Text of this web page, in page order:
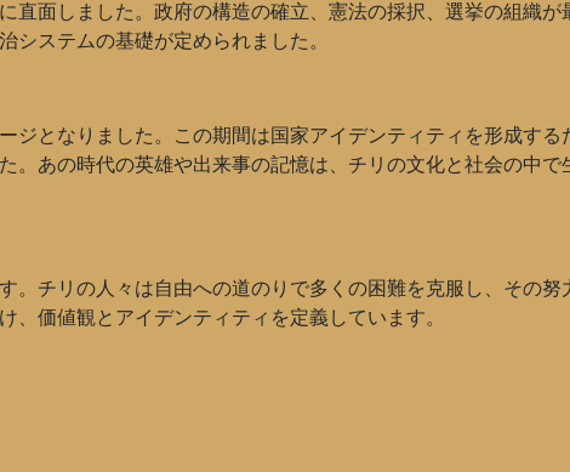
直面しました。政府の構造の確立、憲法の採択、選挙の組織
システムの基礎が定められました。
ジとなりました。この期間は国家アイデンティティを形成す
。あの時代の英雄や出来事の記憶は、チリの文化と社会の中
。チリの人々は自由への道のりで多くの困難を克服し、その努
、価値観とアイデンティティを定義しています。